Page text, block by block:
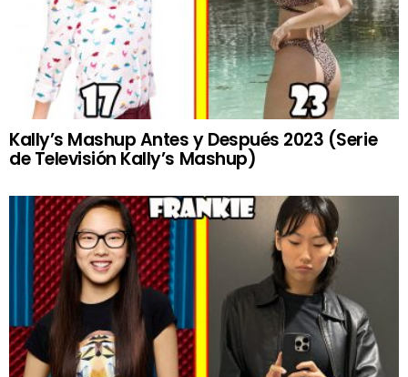
Kally’s Mashup Antes y Después 2023 (Serie
de Televisión Kally’s Mashup)